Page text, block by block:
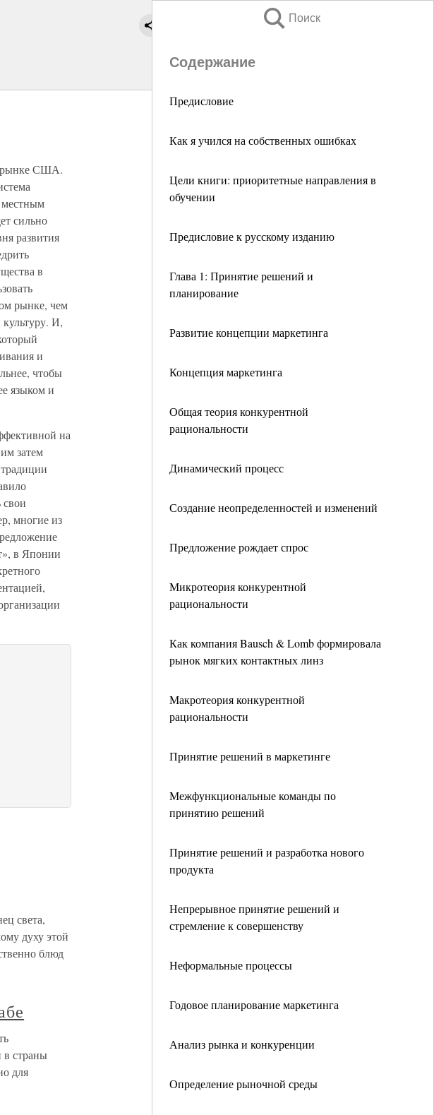
Поиск
Содержание
Предисловие
Как я учился на собственных ошибках
Цели книги: приоритетные направления в
обучении
Предисловие к русскому изданию
Глава 1: Принятие решений и
планирование
Развитие концепции маркетинга
Концепция маркетинга
Общая теория конкурентной
рациональности
Динамический процесс
Создание неопределенностей и изменений
Предложение рождает спрос
Микротеория конкурентной
рациональности
Как компания Bausch & Lomb формировала
рынок мягких контактных линз
Макротеория конкурентной
рациональности
Принятие решений в маркетинге
Межфункциональные команды по
принятию решений
Принятие решений и разработка нового
продукта
Непрерывное принятие решений и
стремление к совершенству
Неформальные процессы
Годовое планирование маркетинга
Анализ рынка и конкуренции
Определение рыночной среды
рынке США.
местным
сильно
развития
в
рынке, чем
И,
и
чтобы
языком и
на
затем
свои
многие из
в Японии
света,
духу этой
блюд
страны
для